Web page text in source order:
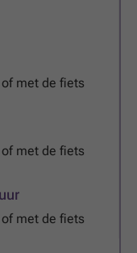
met de fiets
met de fiets
met de fiets